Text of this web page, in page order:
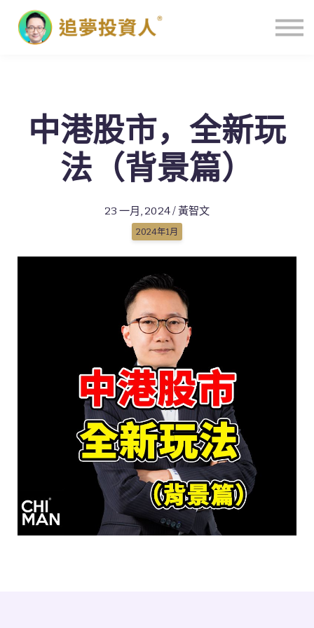
主頁
中港股市，全新玩
法（背景篇）
23 一月, 2024 / 黃智文
2024年1月